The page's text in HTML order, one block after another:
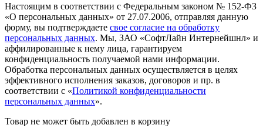
Настоящим в соответствии с Федеральным законом № 152-ФЗ
«О персональных данных» от 27.07.2006, отправляя данную
форму, вы подтверждаете свое согласие на обработку
персональных данных. Мы, ЗАО «СофтЛайн Интернейшнл» и
аффилированные к нему лица, гарантируем
конфиденциальность получаемой нами информации.
Обработка персональных данных осуществляется в целях
эффективного исполнения заказов, договоров и пр. в
соответствии с «Политикой конфиденциальности
персональных данных».
Товар не может быть добавлен в корзину